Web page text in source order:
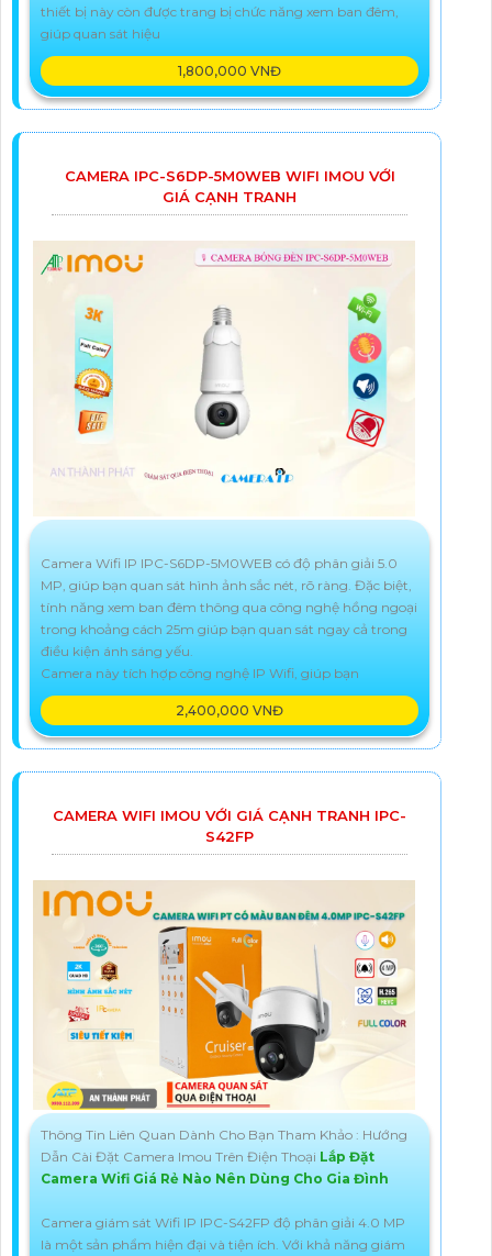
thiết bị này còn được trang bị chức năng xem ban đêm,
giúp quan sát hiệu
1,800,000 VNĐ
CAMERA IPC-S6DP-5M0WEB WIFI IMOU VỚI
GIÁ CẠNH TRANH
Camera Wifi IP IPC-S6DP-5M0WEB có độ phân giải 5.0
MP, giúp bạn quan sát hình ảnh sắc nét, rõ ràng. Đặc biệt,
tính năng xem ban đêm thông qua công nghệ hồng ngoại
trong khoảng cách 25m giúp bạn quan sát ngay cả trong
điều kiện ánh sáng yếu.
Camera này tích hợp công nghệ IP Wifi, giúp bạn
2,400,000 VNĐ
CAMERA WIFI IMOU VỚI GIÁ CẠNH TRANH IPC-
S42FP
Thông Tin Liên Quan Dành Cho Bạn Tham Khảo : Hướng
Dẫn Cài Đặt Camera Imou Trên Điện Thoại Lắp Đặt
Camera Wifi Giá Rẻ Nào Nên Dùng Cho Gia Đình
Camera giám sát Wifi IP IPC-S42FP độ phân giải 4.0 MP
là một sản phẩm hiện đại và tiện ích. Với khả năng giám